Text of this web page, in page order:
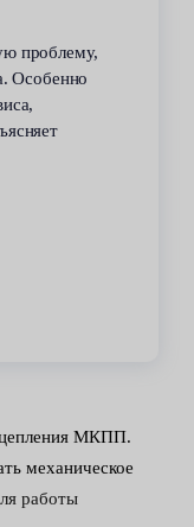
данного
персонала
с
по
и в
МКПП.
механическое
работы